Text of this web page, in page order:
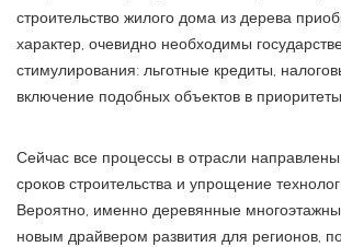
строительство жилого дома из дерева
характер, очевидно необходимы
стимулирования: льготные кредиты,
включение подобных объектов в приоритеты
Сейчас все процессы в отрасли
сроков строительства и упрощение
Вероятно, именно деревянные
новым драйвером развития для регионов,